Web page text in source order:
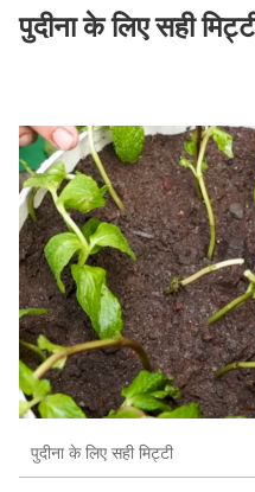
पुदीना के लिए सही
पुदीना के लिए सही मिट्टी